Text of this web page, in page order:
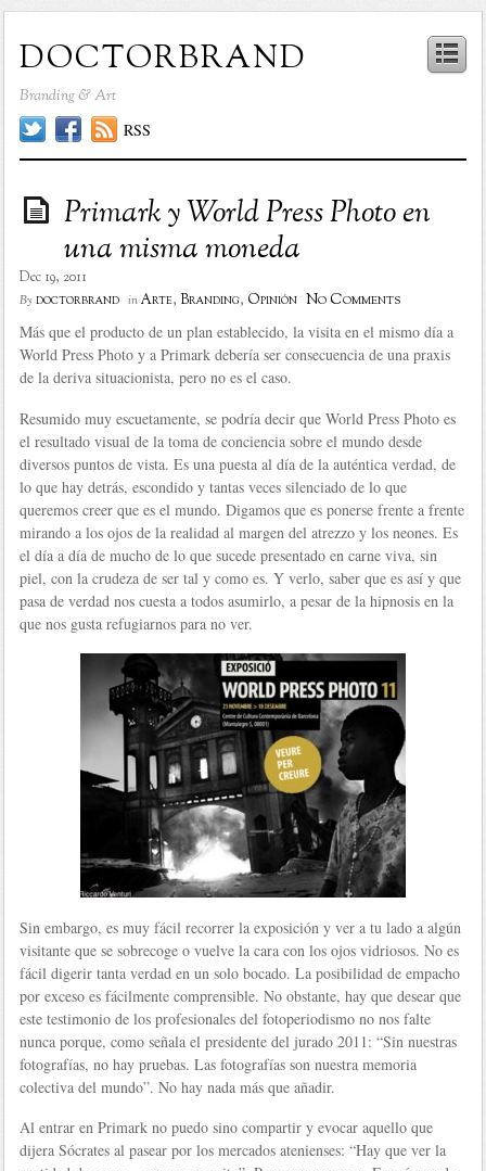
doctorbrand
Branding & Art
RSS
Primark y World Press Photo en
una misma moneda
Dec 19, 2011
Bydoctorbrand inArte, Branding, Opinión No Comments
Más que el producto de un plan establecido, la visita en el mismo día a
World Press Photo y a Primark debería ser consecuencia de una praxis
de la deriva situacionista, pero no es el caso.
Resumido muy escuetamente, se podría decir que World Press Photo es
el resultado visual de la toma de conciencia sobre el mundo desde
diversos puntos de vista. Es una puesta al día de la auténtica verdad, de
lo que hay detrás, escondido y tantas veces silenciado de lo que
queremos creer que es el mundo. Digamos que es ponerse frente a frente
mirando a los ojos de la realidad al margen del atrezzo y los neones. Es
el día a día de mucho de lo que sucede presentado en carne viva, sin
piel, con la crudeza de ser tal y como es. Y verlo, saber que es así y que
pasa de verdad nos cuesta a todos asumirlo, a pesar de la hipnosis en la
que nos gusta refugiarnos para no ver.
Sin embargo, es muy fácil recorrer la exposición y ver a tu lado a algún
visitante que se sobrecoge o vuelve la cara con los ojos vidriosos. No es
fácil digerir tanta verdad en un solo bocado. La posibilidad de empacho
por exceso es fácilmente comprensible. No obstante, hay que desear que
este testimonio de los profesionales del fotoperiodismo no nos falte
nunca porque, como señala el presidente del jurado 2011: “Sin nuestras
fotografías, no hay pruebas. Las fotografías son nuestra memoria
colectiva del mundo”. No hay nada más que añadir.
Al entrar en Primark no puedo sino compartir y evocar aquello que
dijera Sócrates al pasear por los mercados atenienses: “Hay que ver la